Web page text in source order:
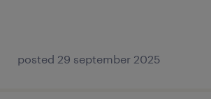
posted 29 september 2025